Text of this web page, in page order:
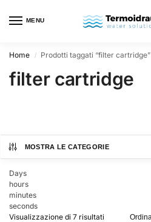
MENU
Home / Prodotti taggati “filter cartridge”
filter cartridge
MOSTRA LE CATEGORIE
Days
hours
minutes
seconds
Visualizzazione di 7 risultati